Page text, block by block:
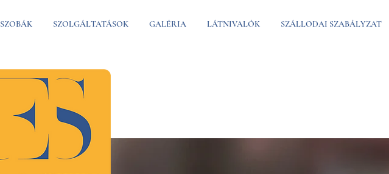
SZOBÁK SZOLGÁLTATÁSOK GALÉRIA LÁTNIVALÓK SZÁLLODAI SZABÁLYZAT